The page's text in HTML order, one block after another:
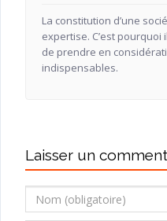
La constitution d’une
expertise. C’est
de prendre en
indispensables.
Laisser un